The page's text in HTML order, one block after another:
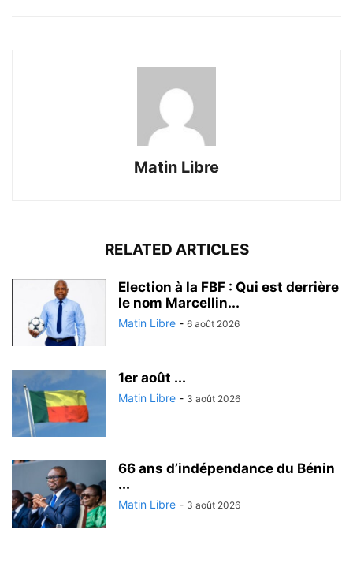
Matin Libre
RELATED ARTICLES
Election à la FBF : Qui est derrière
le nom Marcellin...
Matin Libre - 6 août 2026
1er août ...
Matin Libre - 3 août 2026
66 ans d’indépendance du Bénin
...
Matin Libre - 3 août 2026